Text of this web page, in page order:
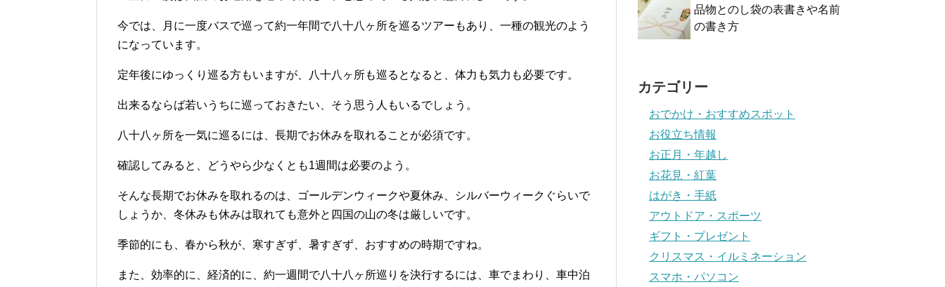
今では、月に一度バスで巡って約一年間で八十八ヶ所を巡るツアーもあり、一種の観光のよう
になっています。
定年後にゆっくり巡る方もいますが、八十八ヶ所も巡るとなると、体力も気力も必要です。
出来るならば若いうちに巡っておきたい、そう思う人もいるでしょう。
八十八ヶ所を一気に巡るには、長期でお休みを取れることが必須です。
確認してみると、どうやら少なくとも1週間は必要のよう。
そんな長期でお休みを取れるのは、ゴールデンウィークや夏休み、シルバーウィークぐらいで
しょうか、冬休みも休みは取れても意外と四国の山の冬は厳しいです。
季節的にも、春から秋が、寒すぎず、暑すぎず、おすすめの時期ですね。
また、効率的に、経済的に、約一週間で八十八ヶ所巡りを決行するには、車でまわり、車中泊
品物とのし袋の表書きや名前
の書き方
カテゴリー
おでかけ・おすすめスポット
お役立ち情報
お正月・年越し
お花見・紅葉
はがき・手紙
アウトドア・スポーツ
ギフト・プレゼント
クリスマス・イルミネーション
スマホ・パソコン